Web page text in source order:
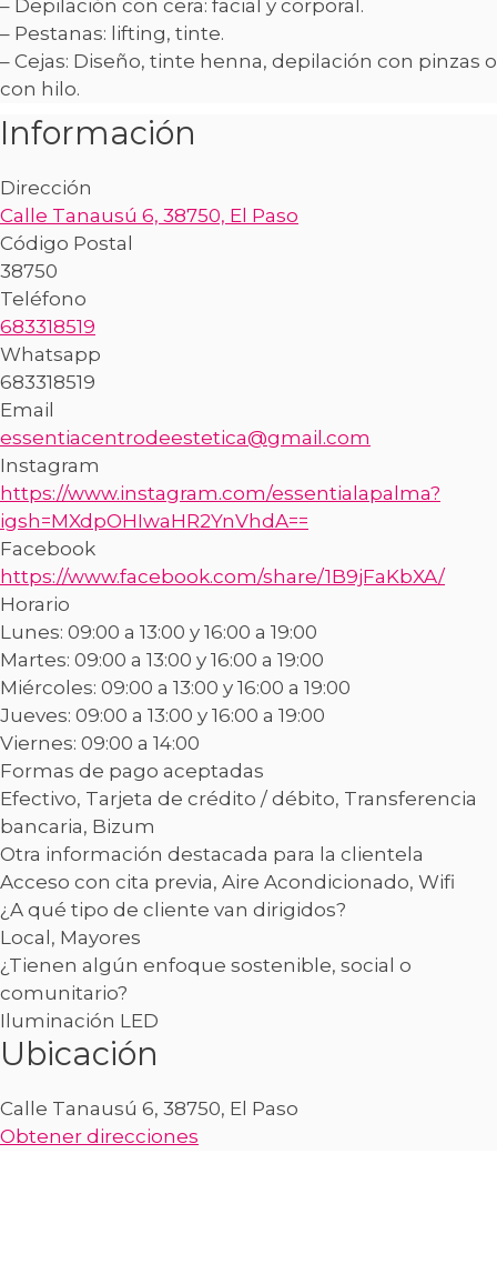
– Depilación con cera: facial y corporal.
– Pestanas: lifting, tinte.
– Cejas: Diseño, tinte henna, depilación con pinzas o
con hilo.
Información
Dirección
Calle Tanausú 6, 38750, El Paso
Código Postal
38750
Teléfono
683318519
Whatsapp
683318519
Email
essentiacentrodeestetica@gmail.com
Instagram
https://www.instagram.com/essentialapalma?
igsh=MXdpOHIwaHR2YnVhdA==
Facebook
https://www.facebook.com/share/1B9jFaKbXA/
Horario
Lunes: 09:00 a 13:00 y 16:00 a 19:00
Martes: 09:00 a 13:00 y 16:00 a 19:00
Miércoles: 09:00 a 13:00 y 16:00 a 19:00
Jueves: 09:00 a 13:00 y 16:00 a 19:00
Viernes: 09:00 a 14:00
Formas de pago aceptadas
Efectivo, Tarjeta de crédito / débito, Transferencia
bancaria, Bizum
Otra información destacada para la clientela
Acceso con cita previa, Aire Acondicionado, Wifi
¿A qué tipo de cliente van dirigidos?
Local, Mayores
¿Tienen algún enfoque sostenible, social o
comunitario?
Iluminación LED
Ubicación
Calle Tanausú 6, 38750, El Paso
Obtener direcciones